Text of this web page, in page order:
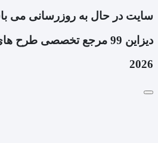
سایت در حال به روزرسانی می
دیزاین 99 مرجع تخصصی طرح های گرافیکی
2026